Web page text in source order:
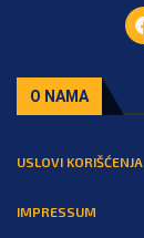
O NAMA
USLOVI KORIŠĆENJA
IMPRESSUM